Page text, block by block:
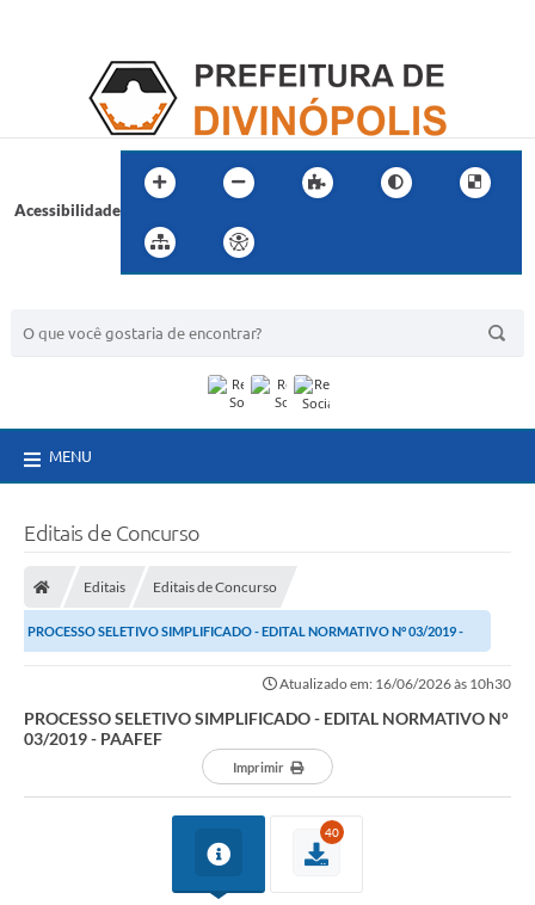
Acessibilidade
MENU
Editais de Concurso
Editais Editais de Concurso
PROCESSO SELETIVO SIMPLIFICADO - EDITAL NORMATIVO N° 03/2019 -
Atualizado em: 16/06/2026 às 10h30
PROCESSO SELETIVO SIMPLIFICADO - EDITAL NORMATIVO N°
03/2019 - PAAFEF
Imprimir
40